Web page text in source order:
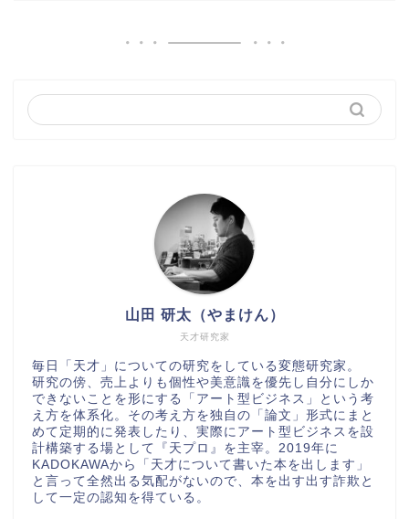
天才研究家
山田 研太（やまけん）
毎日「天才」についての研究をしている変態研究家。
研究の傍、売上よりも個性や美意識を優先し自分にしか
できないことを形にする「アート型ビジネス」という考
え方を体系化。その考え方を独自の「論文」形式にまと
めて定期的に発表したり、実際にアート型ビジネスを設
計構築する場として『天プロ』を主宰。2019年に
KADOKAWAから「天才について書いた本を出します」
と言って全然出る気配がないので、本を出す出す詐欺と
して一定の認知を得ている。